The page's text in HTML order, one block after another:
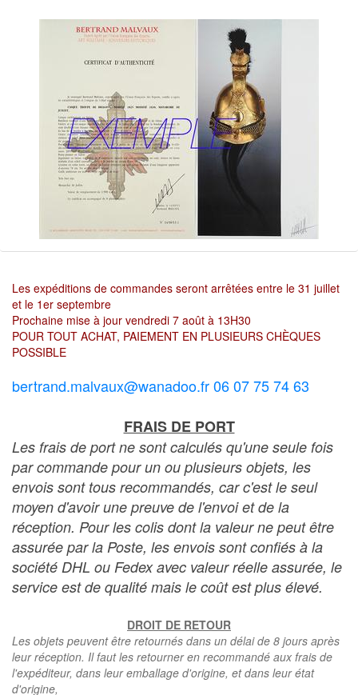
Les expéditions de commandes seront arrêtées entre le 31 juillet
et le 1er septembre
Prochaine mise à jour vendredi 7 août à 13H30
POUR TOUT ACHAT, PAIEMENT EN PLUSIEURS CHÈQUES
POSSIBLE
bertrand.malvaux@wanadoo.fr 06 07 75 74 63
FRAIS DE PORT
Les frais de port ne sont calculés qu'une seule fois
par commande pour un ou plusieurs objets, les
envois sont tous recommandés, car c'est le seul
moyen d'avoir une preuve de l'envoi et de la
réception. Pour les colis dont la valeur ne peut être
assurée par la Poste, les envois sont confiés à la
société DHL ou Fedex avec valeur réelle assurée, le
service est de qualité mais le coût est plus élevé.
DROIT DE RETOUR
Les objets peuvent être retournés dans un délai de 8 jours après
leur réception. Il faut les retourner en recommandé aux frais de
l'expéditeur, dans leur emballage d'origine, et dans leur état
d'origine,